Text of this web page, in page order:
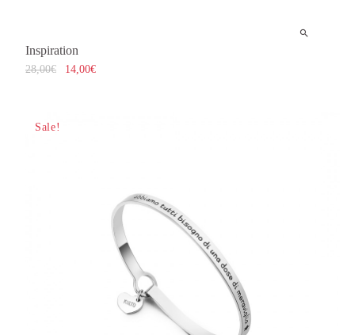
Inspiration
28,00€ 14,00€
Sale!